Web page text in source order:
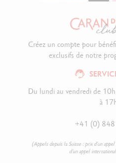
Du lundi au vendredi de
à
+41 (0)
(Appels depuis la Suisse : prix d’un
d’un appel
Créez un compte pour
exclusifs de notre